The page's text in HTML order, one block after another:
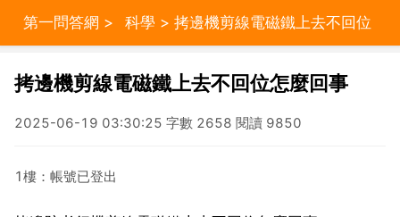
第一問答網 > 科學 > 拷邊機剪線電磁鐵上去不回位
拷邊機剪線電磁鐵上去不回位怎麼回事
2025-06-19 03:30:25 字數 2658 閱讀 9850
1樓：帳號已登出